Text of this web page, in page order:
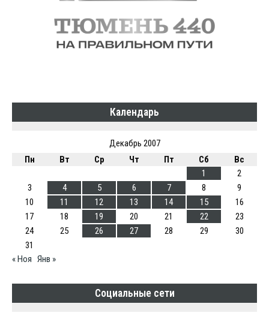
Календарь
Декабрь 2007
Пн
Вт Ср Чт Пт Сб
Вс
1
2
3
4 5 6 7 8
9
10
11 12 13 14 15
16
17
18 19 20 21 22
23
24
25 26 27 28 29
30
31
« Ноя Янв »
Социальные сети